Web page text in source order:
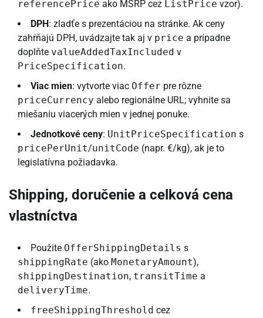
referencePrice ako MSRP cez ListPrice vzor).
DPH : zladťe s prezentáciou na stránke. Ak ceny
zahŕňajú DPH, uvádzajte tak aj v price a prípadne
doplňte valueAddedTaxIncluded v
PriceSpecification.
Viac mien: vytvorte viac Offer pre rôzne
priceCurrency alebo regionálne URL; vyhnite sa
miešaniu viacerých mien v jednej ponuke.
Jednotkové ceny: UnitPriceSpecification s
pricePerUnit/unitCode (napr. €/kg), ak je to
legislatívna požiadavka.
Shipping, doručenie a celková cena
vlastníctva
Použite OfferShippingDetails s
shippingRate (ako MonetaryAmount),
shippingDestination, transitTime a
deliveryTime.
freeShippingThreshold cez